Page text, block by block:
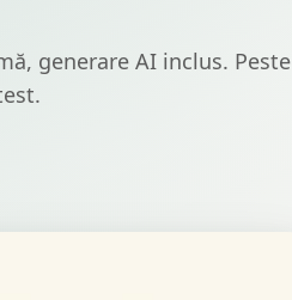
generare AI inclus. Peste